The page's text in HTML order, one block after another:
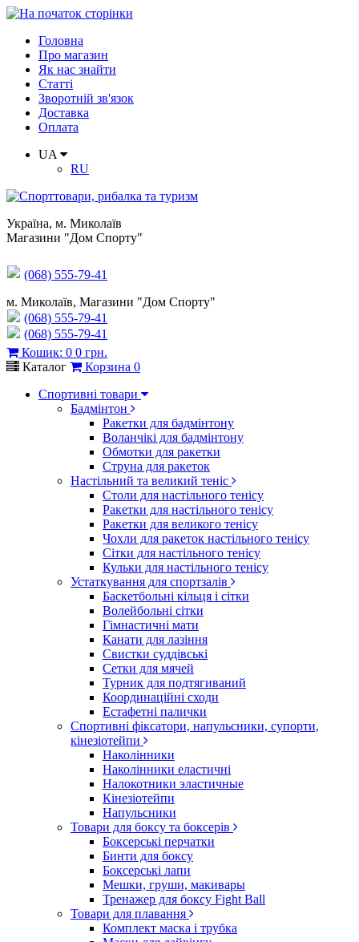
Головна
Про магазин
Як нас знайти
Статті
Зворотній зв'язок
Доставка
Оплата
UA
RU
Україна, м. Миколаїв
Магазини "Дом Спорту"
(068) 555-79-41
м. Миколаїв, Магазини "Дом Спорту"
(068) 555-79-41
(068) 555-79-41
Кошик: 0 0 грн.
Каталог
Корзина 0
Спортивні товари
Бадмінтон
Ракетки для бадмінтону
Воланчікі для бадмінтону
Обмотки для ракетки
Струна для ракеток
Настільний та великий теніс
Столи для настільного тенісу
Ракетки для настільного тенісу
Ракетки для великого тенісу
Чохли для ракеток настільного тенісу
Сітки для настільного тенісу
Кульки для настільного тенісу
Устаткування для спортзалів
Баскетбольні кільця і сітки
Волейбольні сітки
Гімнастичні мати
Канати для лазіння
Свистки суддівські
Сетки для мячей
Турник для подтягиваний
Координаційні сходи
Естафетні палички
Спортивні фіксатори, напульсники, супорти,
кінезіотейпи
Наколінники
Наколінники еластичні
Налокотники эластичные
Кінезіотейпи
Напульсники
Товари для боксу та боксерів
Боксерські перчатки
Бинти для боксу
Боксерські лапи
Мешки, груши, макивары
Тренажер для боксу Fight Ball
Товари для плавання
Комплект маска і трубка